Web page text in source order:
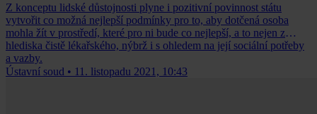
Z konceptu lidské důstojnosti plyne i pozitivní povinnost státu
vytvořit co možná nejlepší podmínky pro to, aby dotčená osoba
mohla žít v prostředí, které pro ni bude co nejlepší, a to nejen z
hlediska čistě lékařského, nýbrž i s ohledem na její sociální potřeby
a vazby.
Ústavní soud • 11. listopadu 2021, 10:43